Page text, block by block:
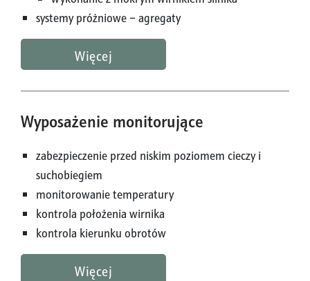
systemy próżniowe – agregaty
Więcej
Wyposażenie monitorujące
zabezpieczenie przed niskim poziomem cieczy i
suchobiegiem
monitorowanie temperatury
kontrola położenia wirnika
kontrola kierunku obrotów
Więcej